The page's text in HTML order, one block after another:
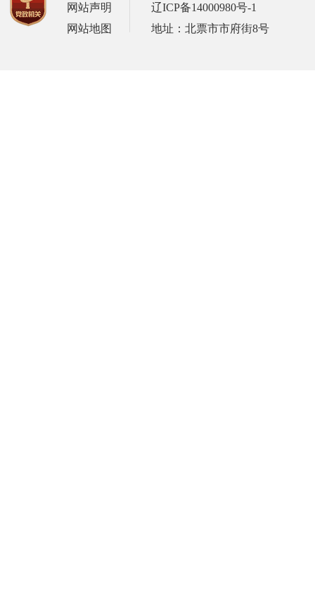
网站声明
网站地图
辽ICP备14000980号-1
地址：北票市市府街8号